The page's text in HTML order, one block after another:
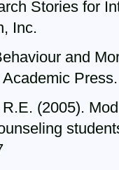
Stories for
Inc.
and
Press.
(2005).